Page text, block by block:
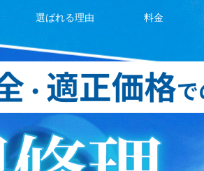
選ばれる理由 料金